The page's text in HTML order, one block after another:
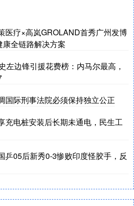
医疗×高岚GROLAND首秀广州发博
全链路解决方案
左边锋引援花费榜：内马尔最高，
国际刑事法院必须保持独立公正
充电桩安装后长期未通电，民生工
乒05后新秀0-3惨败印度怪胶手，反